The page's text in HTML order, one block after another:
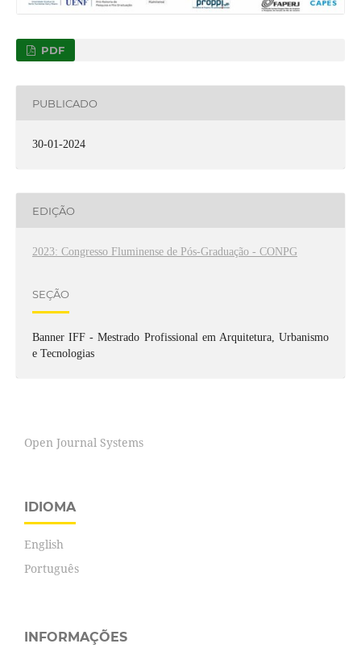
PDF
PUBLICADO
30-01-2024
EDIÇÃO
2023: Congresso Fluminense de Pós-Graduação - CONPG
SEÇÃO
Banner IFF - Mestrado Profissional em Arquitetura, Urbanismo
e Tecnologias
Open Journal Systems
IDIOMA
English
Português
INFORMAÇÕES